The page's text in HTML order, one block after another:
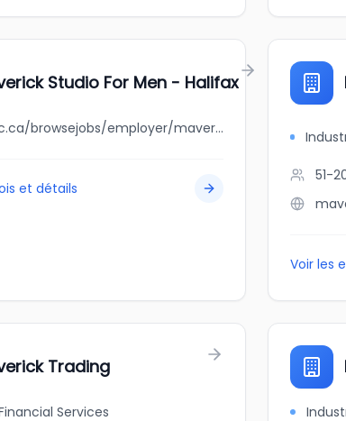
Studio For Men - Halifax
jobbank.gc.ca/browsejobs/employer/maverick+studio+for+men+-+halifax/ca
et détails
51-
Voir les
Trading
Services